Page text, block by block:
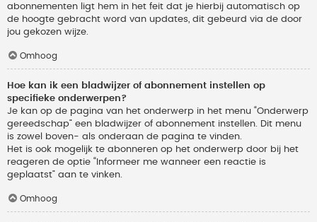
abonnementen ligt hem in het feit dat je hierbij automatisch op
de hoogte gebracht word van updates, dit gebeurd via de door
jou gekozen wijze.
Omhoog
Hoe kan ik een bladwijzer of abonnement instellen op
specifieke onderwerpen?
Je kan op de pagina van het onderwerp in het menu “Onderwerp
gereedschap” een bladwijzer of abonnement instellen. Dit menu
is zowel boven- als onderaan de pagina te vinden.
Het is ook mogelijk te abonneren op het onderwerp door bij het
reageren de optie “Informeer me wanneer een reactie is
geplaatst” aan te vinken.
Omhoog